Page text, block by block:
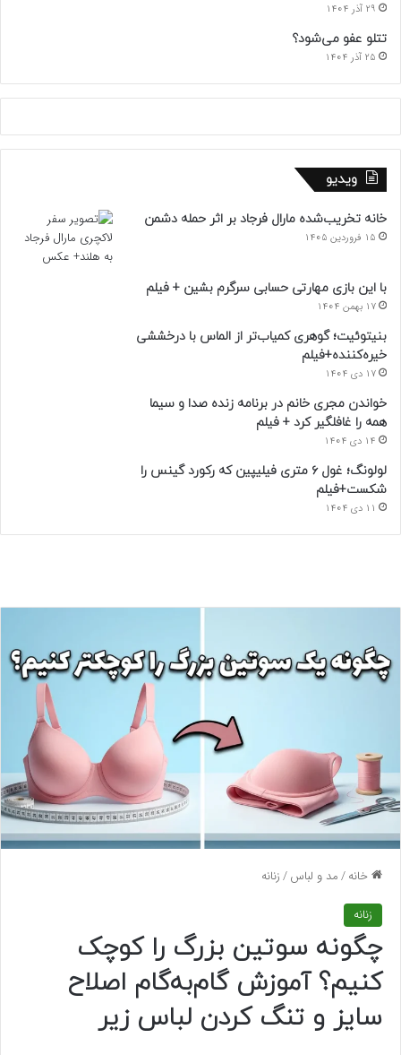
29 آذر 1404
تتلو عفو می‌شود؟
25 آذر 1404
ویدیو
خانه تخریب‌شده مارال فرجاد بر اثر حمله دشمن
15 فروردین 1405
با این بازی مهارتی حسابی سرگرم بشین + فیلم
17 بهمن 1404
بنیتوئیت؛ گوهری کمیاب‌تر از الماس با درخششی
خیره‌کننده+فیلم
17 دی 1404
خواندن مجری خانم در برنامه زنده صدا و سیما
همه را غافلگیر کرد + فیلم
14 دی 1404
لولونگ؛ غول ۶ متری فیلیپین که رکورد گینس را
شکست+فیلم
11 دی 1404